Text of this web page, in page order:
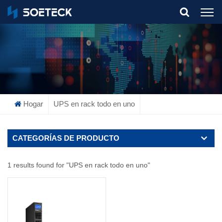
What Are You Looking For?
Hogar UPS en rack todo en uno
CATEGORÍAS DE PRODUCTO
1 results found for "UPS en rack todo en uno"